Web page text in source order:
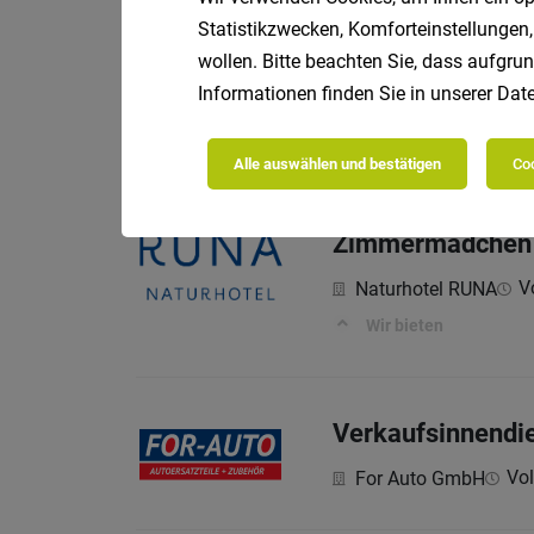
Bedienung (m/
Naturhotel RUNA
Wir bieten
Naturhotel RUNA
Wir bieten
For Auto GmbH
Statistikzwecken,
wollen. Bitte beachten Sie, dass
Informationen finden Sie in unserer
Alle auswählen und bestätigen